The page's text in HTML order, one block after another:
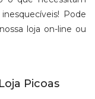
Pode
loja on-line ou
Loja Picoas